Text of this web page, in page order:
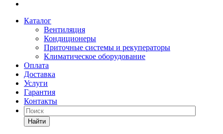
Каталог
Вентиляция
Кондиционеры
Приточные системы и рекуператоры
Климатическое оборудование
Оплата
Доставка
Услуги
Гарантия
Контакты
Найти